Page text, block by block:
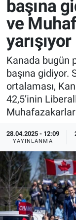
başına
ve
yarışıyor
Kanada bugün
başına gidiyor.
ortalaması,
42,5’inin
28.04.2025 - 12:09
YAYINLANMA
Doğa
Dünya
Ege Saati
Ege'den
Eğlence
Ekonomi
Forum
Sağlık
Spor
Yayın Akışı
İletişim
Tüm
Son Dakika
Haber Arşivi